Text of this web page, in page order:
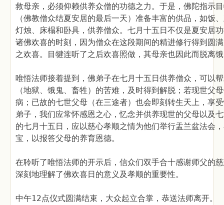
救母亲，必须仰赖供养众僧的功德之力。于是，佛陀指示
（佛教僧众结夏安居的最后一天）准备丰富的供品，如饭
灯烛、床榻和卧具，供养僧众。七月十五日不仅是夏安居
诸佛欢喜的时刻，因为僧众在这段期间的精进修行得到圆
之欢喜。目犍连听了之后欢喜照做，其母亲也因此而脱离
唯悟法师接着提到，佛弟子在七月十五日供养僧众，可以
（地狱、饿鬼、畜牲）的苦难，及时得到解脱；若现世父
病；已故的七世父母（在三途者）也会即刻转生天上，享
弟子，我们应常怀感恩之心，忆念并供养现世的父母以及
的七月十五日，应以慈心孝顺之情为他们举行盂兰盆法会
宝，以报答父母的养育恩德。
在聆听了唯悟法师的开示后，信众们双手合十感谢师父的
深刻地理解了佛欢喜日的意义及孝顺的重要性。
中午12点仪式圆满结束，大众起立合掌，恭送法师离开。